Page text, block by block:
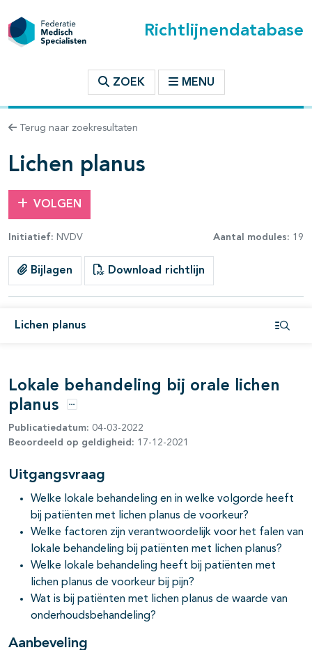
Richtlijnendatabase
ZOEK MENU
Terug naar zoekresultaten
Lichen planus
VOLGEN
Initiatief: NVDV Aantal modules: 19
Bijlagen Download richtlijn
Lichen planus
binnen deze richtlijn
open- en dichtklappen
Lokale behandeling bij orale lichen
planus
Opties
Publicatiedatum: 04-03-2022
Beoordeeld op geldigheid: 17-12-2021
Uitgangsvraag
Welke lokale behandeling en in welke volgorde heeft
bij patiënten met lichen planus de voorkeur?
Welke factoren zijn verantwoordelijk voor het falen van
lokale behandeling bij patiënten met lichen planus?
Welke lokale behandeling heeft bij patiënten met
lichen planus de voorkeur bij pijn?
Wat is bij patiënten met lichen planus de waarde van
onderhoudsbehandeling?
Aanbeveling